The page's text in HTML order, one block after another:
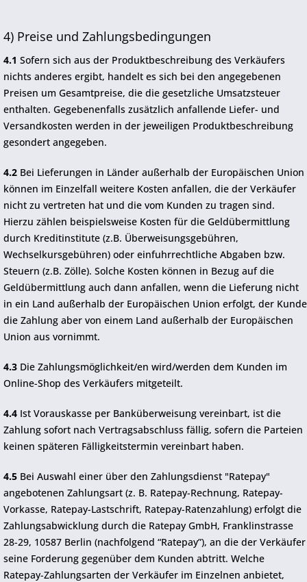
4) Preise und Zahlungsbedingungen
4.1 Sofern sich aus der Produktbeschreibung des Verkäufers
nichts anderes ergibt, handelt es sich bei den angegebenen
Preisen um Gesamtpreise, die die gesetzliche Umsatzsteuer
enthalten. Gegebenenfalls zusätzlich anfallende Liefer- und
Versandkosten werden in der jeweiligen Produktbeschreibung
gesondert angegeben.
4.2 Bei Lieferungen in Länder außerhalb der Europäischen Union
können im Einzelfall weitere Kosten anfallen, die der Verkäufer
nicht zu vertreten hat und die vom Kunden zu tragen sind.
Hierzu zählen beispielsweise Kosten für die Geldübermittlung
durch Kreditinstitute (z.B. Überweisungsgebühren,
Wechselkursgebühren) oder einfuhrrechtliche Abgaben bzw.
Steuern (z.B. Zölle). Solche Kosten können in Bezug auf die
Geldübermittlung auch dann anfallen, wenn die Lieferung nicht
in ein Land außerhalb der Europäischen Union erfolgt, der Kunde
die Zahlung aber von einem Land außerhalb der Europäischen
Union aus vornimmt.
4.3 Die Zahlungsmöglichkeit/en wird/werden dem Kunden im
Online-Shop des Verkäufers mitgeteilt.
4.4 Ist Vorauskasse per Banküberweisung vereinbart, ist die
Zahlung sofort nach Vertragsabschluss fällig, sofern die Parteien
keinen späteren Fälligkeitstermin vereinbart haben.
4.5 Bei Auswahl einer über den Zahlungsdienst "Ratepay"
angebotenen Zahlungsart (z. B. Ratepay-Rechnung, Ratepay-
Vorkasse, Ratepay-Lastschrift, Ratepay-Ratenzahlung) erfolgt die
Zahlungsabwicklung durch die Ratepay GmbH, Franklinstrasse
28-29, 10587 Berlin (nachfolgend “Ratepay”), an die der Verkäufer
seine Forderung gegenüber dem Kunden abtritt. Welche
Ratepay-Zahlungsarten der Verkäufer im Einzelnen anbietet,